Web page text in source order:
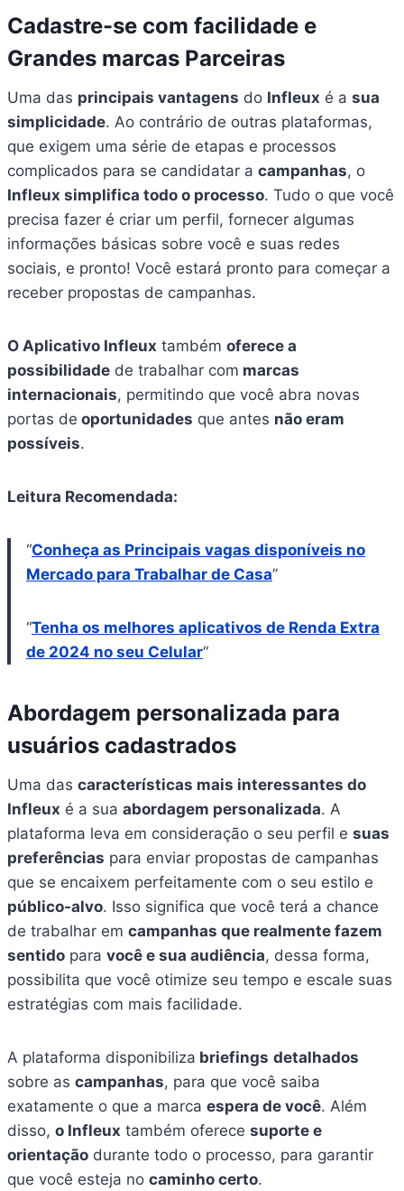
Cadastre-se com facilidade e
Grandes marcas Parceiras
Uma das principais vantagens do Infleux é a sua
simplicidade. Ao contrário de outras plataformas,
que exigem uma série de etapas e processos
complicados para se candidatar a campanhas, o
Infleux simplifica todo o processo. Tudo o que você
precisa fazer é criar um perfil, fornecer algumas
informações básicas sobre você e suas redes
sociais, e pronto! Você estará pronto para começar a
receber propostas de campanhas.
O Aplicativo Infleux também oferece a
possibilidade de trabalhar com marcas
internacionais, permitindo que você abra novas
portas de oportunidades que antes não eram
possíveis.
Leitura Recomendada:
“Conheça as Principais vagas disponíveis no
Mercado para Trabalhar de Casa”
“Tenha os melhores aplicativos de Renda Extra
de 2024 no seu Celular“
Abordagem personalizada para
usuários cadastrados
Uma das características mais interessantes do
Infleux é a sua abordagem personalizada. A
plataforma leva em consideração o seu perfil e suas
preferências para enviar propostas de campanhas
que se encaixem perfeitamente com o seu estilo e
público-alvo. Isso significa que você terá a chance
de trabalhar em campanhas que realmente fazem
sentido para você e sua audiência, dessa forma,
possibilita que você otimize seu tempo e escale suas
estratégias com mais facilidade.
A plataforma disponibiliza briefings detalhados
sobre as campanhas, para que você saiba
exatamente o que a marca espera de você. Além
disso, o Infleux também oferece suporte e
orientação durante todo o processo, para garantir
que você esteja no caminho certo.